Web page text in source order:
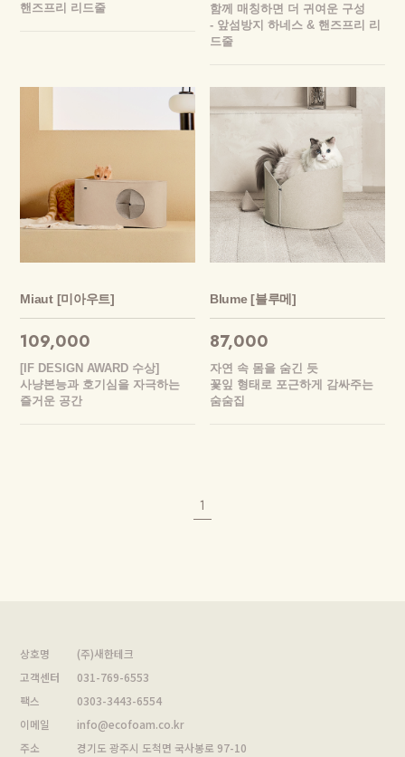
핸즈프리 리드줄
함께 매칭하면 더 귀여운 구성
- 앞섬방지 하네스 & 핸즈프리 리
드줄
Miaut [미아우트]
109,000
[IF DESIGN AWARD 수상]
사냥본능과 호기심을 자극하는
즐거운 공간
Blume [블루메]
87,000
자연 속 몸을 숨긴 듯
꽃잎 형태로 포근하게 감싸주는
숨숨집
1
상호명
(주)새한테크
고객센터
031-769-6553
팩스
0303-3443-6554
이메일
info@ecofoam.co.kr
주소
경기도 광주시 도척면 국사봉로 97-10